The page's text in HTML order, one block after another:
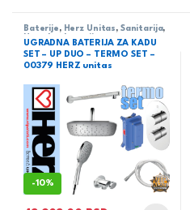
Baterije , Herz Unitas , Sanitarija,
Ugradne baterije
UGRADNA BATERIJA ZA KADU
SET – UP DUO – TERMO SET –
00379 HERZ unitas
-10%